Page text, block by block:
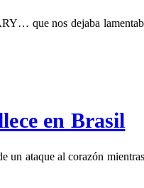
que nos dejaba
en Brasil
ataque al corazón